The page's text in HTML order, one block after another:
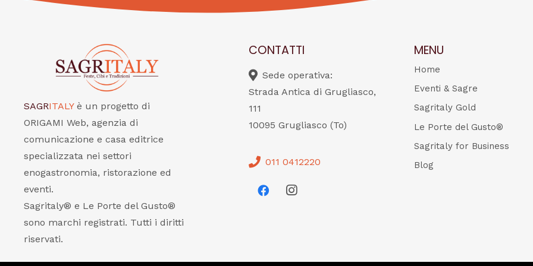
SAGRITALY è un progetto di
ORIGAMI Web, agenzia di
comunicazione e casa editrice
specializzata nei settori
enogastronomia, ristorazione ed
eventi.
Sagritaly® e Le Porte del Gusto®
sono marchi registrati. Tutti i diritti
riservati.
CONTATTI
Sede operativa:
Strada Antica di Grugliasco,
111
10095 Grugliasco (To)
011 0412220
MENU
Home
Eventi & Sagre
Sagritaly Gold
Le Porte del Gusto®
Sagritaly for Business
Blog